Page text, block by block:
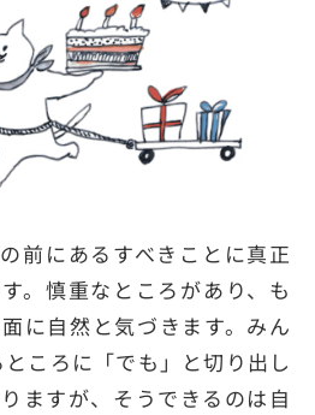
前にあるすべきことに真正
。慎重なところがあり、も
に自然と気づきます。みん
ころに「でも」と切り出し
ますが、そうできるのは自